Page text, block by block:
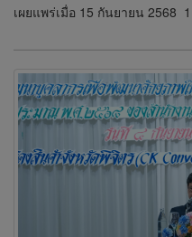
เผยแพร่เมื่อ 15 กันยายน 2568 1